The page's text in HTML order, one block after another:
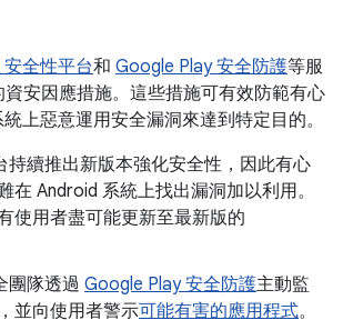
全性平台和 Google Play 安全防護等服
安因應措施。這些措施可有效防範有心
上惡意運用安全漏洞來達到特定目的。
持續推出新版本強化安全性，因此有心
在 Android 系統上找出漏洞加以利用。
使用者盡可能更新至最新版的
團隊透過 Google Play 安全防護主動監
並向使用者警示可能有害的應用程式。